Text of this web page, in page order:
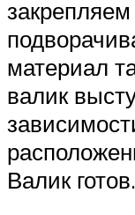
материал
валик
Валик готов.